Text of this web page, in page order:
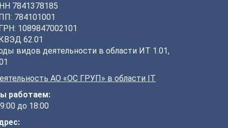
7841378185
784101001
1089847002101
62.01
видов деятельности в области ИТ 1.01,
АО «ОС ГРУП» в области IT
работаем:
до 18:00